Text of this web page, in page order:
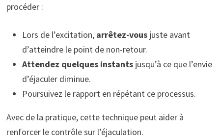
procéder :
Lors de l’excitation, arrêtez-vousjuste avant
d’atteindre le point de non-retour.
Attendez quelques instantsjusqu’à ce que l’envie
d’éjaculer diminue.
Poursuivez le rapport en répétant ce processus.
Avec de la pratique, cette technique peut aider à
renforcer le contrôle sur l’éjaculation.